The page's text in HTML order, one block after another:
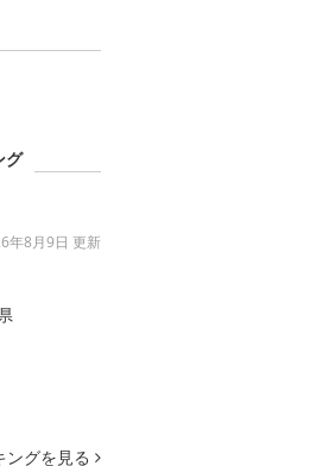
グ
年8月9日 更新
ングを見る